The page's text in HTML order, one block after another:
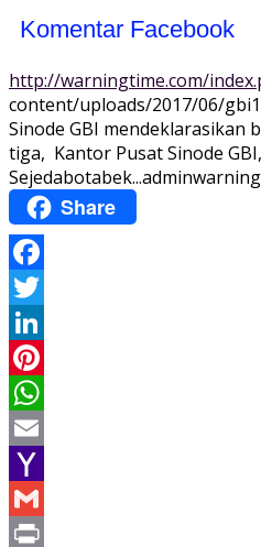
Komentar Facebook
http://warningtime.com/
content/uploads/2017/06/
Sinode GBI mendeklarasikan
tiga, Kantor Pusat Sinode
Sejedabotabek...
Share
Facebook
Twitter
LinkedIn
Pinterest
WhatsApp
Email
Yahoo
Mail
Gmail